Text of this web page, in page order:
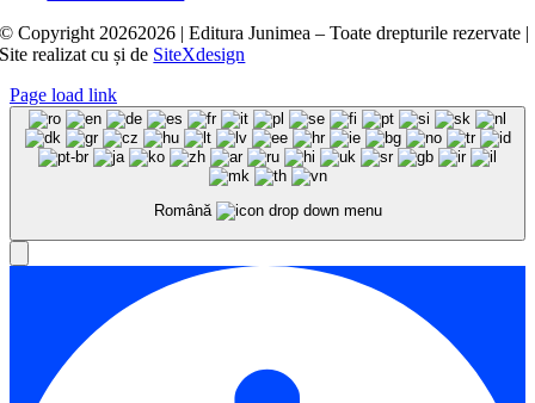
© Copyright 20262026 | Editura Junimea – Toate drepturile rezervate |
Site realizat cușide SiteXdesign
Page load link
Română